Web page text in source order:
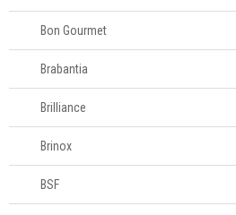
Garrafas
Petisqueiras
Porta-jóias
Bon Gourmet
Brabantia
Brilliance
Brinox
BSF